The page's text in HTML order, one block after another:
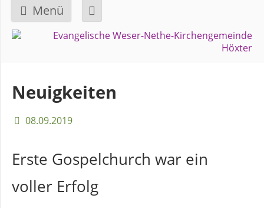
Menü
Navigation
GEMEINDE
Über
uns
Bezirke
Gremien
Neuigkeiten
08.09.2019
Erste Gospelchurch war ein
voller Erfolg